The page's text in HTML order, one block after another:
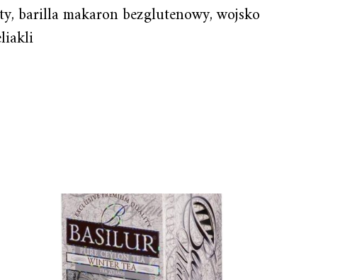
barilla makaron bezglutenowy, wojsko